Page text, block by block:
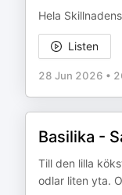
Hela
Listen
28 Jun 2026 •
Basilika -
Till den lilla
odlar liten yta.